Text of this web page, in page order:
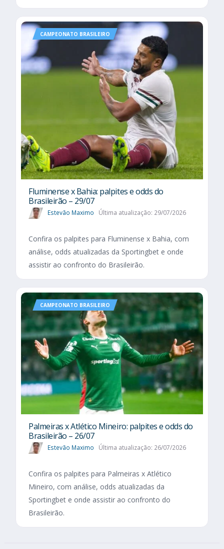
CAMPEONATO BRASILEIRO
Fluminense x Bahia: palpites e odds do
Brasileirão – 29/07
Estevão Maximo Última atualização: 29/07/2026
Confira os palpites para Fluminense x Bahia, com
análise, odds atualizadas da Sportingbet e onde
assistir ao confronto do Brasileirão.
CAMPEONATO BRASILEIRO
Palmeiras x Atlético Mineiro: palpites e odds do
Brasileirão – 26/07
Estevão Maximo Última atualização: 26/07/2026
Confira os palpites para Palmeiras x Atlético
Mineiro, com análise, odds atualizadas da
Sportingbet e onde assistir ao confronto do
Brasileirão.